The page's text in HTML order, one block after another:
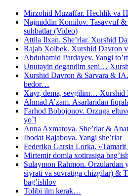
Mirzohid Muzaffar. Hechlik va
Najmiddin Komilov. Tasavvuf
suhbatlar (Video)
Attila Ilxan. She’rlar. Xurshid
Rajab Xolbek. Xurshid Davron
Abduhamid Pardayev. Yangi
Unutayin degandim seni…
Xurshid Davron & Sarvara &
bedor…
Xayr, dema, sevgilim… Xurshid
Ahmad A’zam. Asarlaridan
Farhod Bobojonov. Orzuga
yo`l
Anna Axmatova. She’rlar &
Ibodat Rajabova. Yangi she’rlar
Federiko Garsia Lorka. «Tamarit
Mirtemir domla xotirasiga
Sulaymon Rahmon. Orzulardan
siyrati va suvratiga chizgilar) &
bag’ishlov
Tolibi ilm kerak…